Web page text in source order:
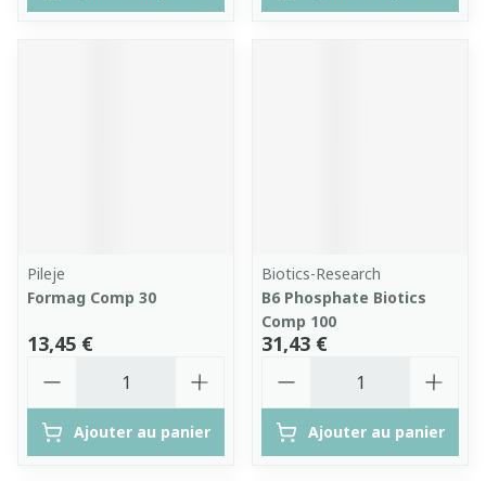
Pileje
Formag Comp 30
13,45 €
Ajouter au panier
Biotics-Research
B6 Phosphate Biotics
Comp 100
31,43 €
Ajouter au panier